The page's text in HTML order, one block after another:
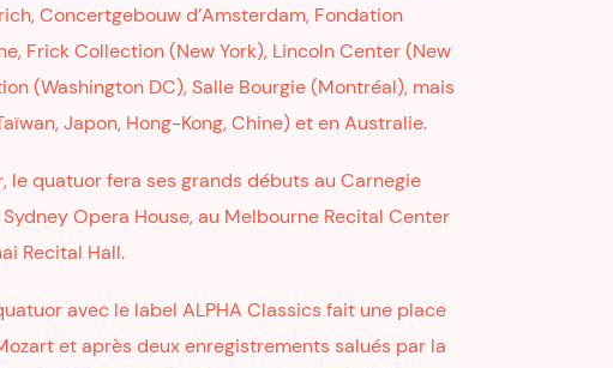
Concertgebouw d’Amsterdam, Fondation
Frick Collection (New York), Lincoln Center (New
(Washington DC), Salle Bourgie (Montréal), mais
Japon, Hong-Kong, Chine) et en Australie.
le quatuor fera ses grands débuts au Carnegie
Opera House, au Melbourne Recital Center
Recital Hall.
avec le label ALPHA Classics fait une place
et après deux enregistrements salués par la